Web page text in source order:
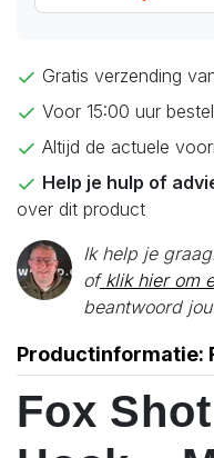
Gratis verzending
Voor 15:00 uur
Altijd de actuele
Help je hulp of
over dit product
Ik help je
ofklik hier om
beantwoord
Productinformatie:
Fox